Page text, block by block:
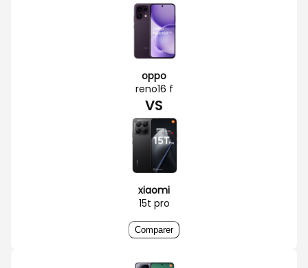
oppo
reno16 f
VS
xiaomi
15t pro
Comparer